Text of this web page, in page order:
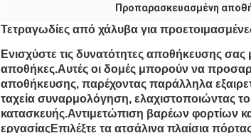
Προπαρασκευασμένη
Τετραγωδίες από χάλυβα για
Ενισχύστε τις δυνατότητες αποθήκευσης
αποθήκες.Αυτές οι δομές μπορούν να
αποθήκευσης, παρέχοντας παράλληλα
ταχεία συναρμολόγηση, ελαχιστοποιώντας
κατασκευής.Αντιμετώπιση βαρέων φορτίων
εργασίαςΕπιλέξτε τα ατσάλινα πλαίσια